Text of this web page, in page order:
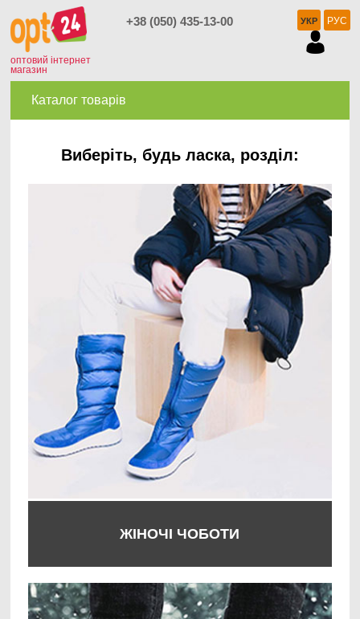
оптовий інтернет
магазин
+38 (050) 435-13-00 УКР РУС
Каталог товарів
Виберіть, будь ласка, розділ:
ЖІНОЧІ ЧОБОТИ